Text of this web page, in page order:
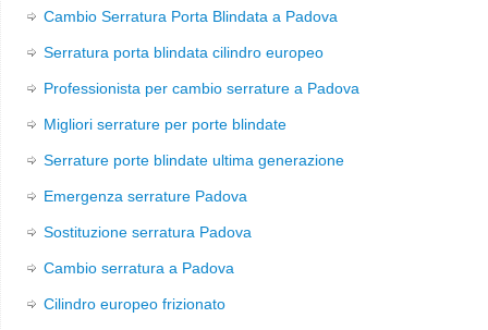
Cambio Serratura Porta Blindata a Padova
Serratura porta blindata cilindro europeo
Professionista per cambio serrature a Padova
Migliori serrature per porte blindate
Serrature porte blindate ultima generazione
Emergenza serrature Padova
Sostituzione serratura Padova
Cambio serratura a Padova
Cilindro europeo frizionato